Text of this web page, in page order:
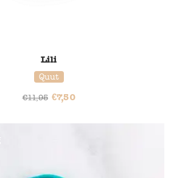
Lili
Quut
€11,95 €7,50